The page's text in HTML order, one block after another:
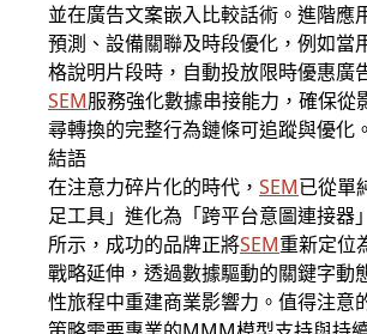
並在廣告文案嵌入比較話術。進階應
預測、設備關聯及時段優化，例如當
格說明片段時，自動投放限時優惠廣
SEM服務強化數據串接能力，確保從
尋轉換的完整行為鏈條可追蹤與優化。
結語
在注意力碎片化的時代， SEM已從單
足工具」進化為「跨平台意圖連接器
所示，成功的品牌正將SEM重新定位
戰略延伸，透過數據驅動的關鍵字動
性旅程中重建商業影響力。值得注意